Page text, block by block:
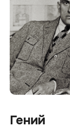
Гений